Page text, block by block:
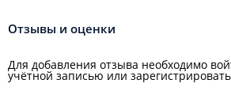
Отзывы и оценки
Для добавления отзыва необходимо
учётной записью или